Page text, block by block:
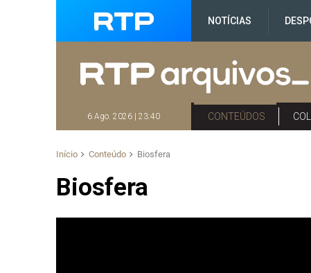
NOTÍCIAS
6 Ago. 2026 | 23:40 CONTEÚDOS
Início Conteúdo Biosfera
Biosfera